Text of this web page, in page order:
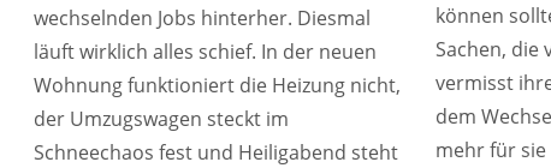
wechselnden Jobs hinterher. Diesmal
läuft wirklich alles schief. In der neuen
Wohnung funktioniert die Heizung nicht,
der Umzugswagen steckt im
Schneechaos fest und Heiligabend steht
können
Sachen, die
vermisst
dem
mehr für